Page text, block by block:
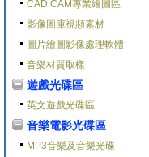
CAD.CAM專業繪圖區
影像圖庫視頻素材
圖片繪圖影像處理軟體
音樂材質取樣
遊戲光碟區
英文遊戲光碟區
音樂電影光碟區
MP3音樂及音樂光碟